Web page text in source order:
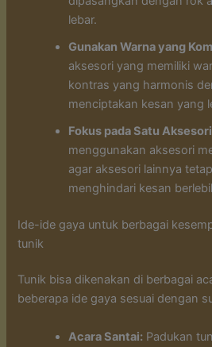
lebar.
Gunakan Warna yang
aksesori yang memiliki
kontras yang harmonis
menciptakan kesan yang
Fokus pada Satu
menggunakan aksesori
agar aksesori lainnya
menghindari kesan
Ide-ide gaya untuk berbagai
tunik
Tunik bisa dikenakan di berbagai
beberapa ide gaya sesuai dengan
Acara Santai: Padukan